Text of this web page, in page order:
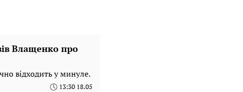
Влащенко про
відходить у минуле.
13:30 18.05